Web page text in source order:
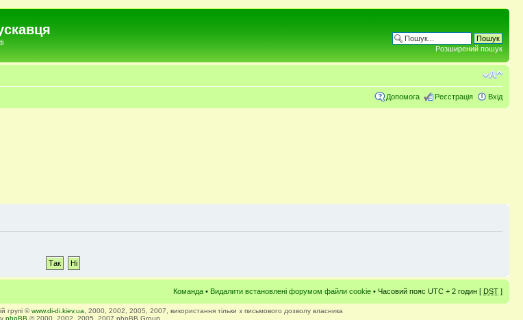
Розширений пошук
Допомога Реєстрація Вхід
Команда • Видалити встановлені форумом файли cookie • Часовий пояс UTC + 2 годин [ DST ]
групі ©www.di-di.kiev.ua , 2000, 2002, 2005, 2007, використання тільки з письмового дозволу власника
phpBB © 2000, 2002, 2005, 2007 phpBB Group